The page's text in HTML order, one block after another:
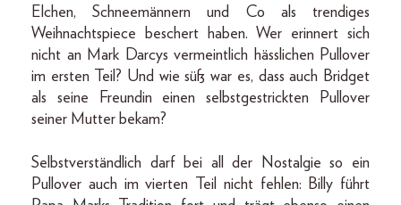
Elchen, Schneemännern und Co als trendiges
Weihnachtspiece beschert haben. Wer erinnert sich
nicht an Mark Darcys vermeintlich hässlichen Pullover
im ersten Teil? Und wie süß war es, dass auch Bridget
als seine Freundin einen selbstgestrickten Pullover
seiner Mutter bekam?
Selbstverständlich darf bei all der Nostalgie so ein
Pullover auch im vierten Teil nicht fehlen: Billy führt